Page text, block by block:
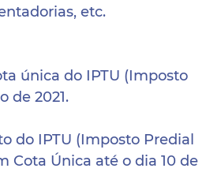
etc.
única do IPTU (Imposto
de 2021.
do IPTU (Imposto Predial
Cota Única até o dia 10 de